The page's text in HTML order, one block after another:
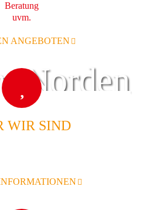
Norden
für
Beratung
uvm.
ANGEBOTEN
WIR SIND